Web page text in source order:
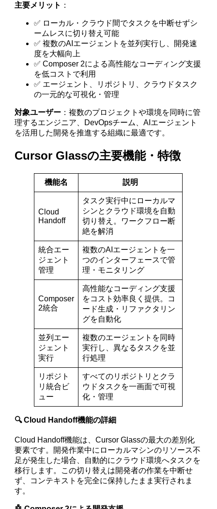
主要メリット ：
✅ ローカル・クラウド間でタスクを中断せずシ
ームレスに切り替え可能
✅ 複数のAIエージェントを並列実行し、開発速
度を大幅向上
✅ Composer 2による高性能なコーディング支援
を低コストで利用
✅ エージェント、リポジトリ、クラウドタスク
の一元的な可視化・管理
対象ユーザー ：複数のプロジェクトや環境を同時に管
理するエンジニア、DevOpsチーム、AIエージェント
を活用した開発を推進する組織に最適です。
Cursor Glassの主要機能・特徴
機能名 説明
Cloud
Handoff
タスク実行中にローカルマ
シンとクラウド環境を自動
切り替え。ワークフロー断
絶を解消
統合エー
ジェント
管理
複数のAIエージェントを一
つのインターフェースで管
理・モニタリング
Composer
2統合
高性能なコーディング支援
をコスト効率良く提供。コ
ード生成・リファクタリン
グを自動化
並列エー
ジェント
実行
複数のエージェントを同時
実行し、異なるタスクを並
行処理
リポジト
リ統合ビ
ュー
すべてのリポジトリとクラ
ウドタスクを一画面で可視
化・管理
🔍 Cloud Handoff機能の詳細
Cloud Handoff機能は、Cursor Glassの最大の差別化
要素です。開発作業中にローカルマシンのリソース不
足が発生した場合、自動的にクラウド環境へタスクを
移行します。この切り替えは開発者の作業を中断せ
ず、コンテキストを完全に保持したまま実行されま
す。